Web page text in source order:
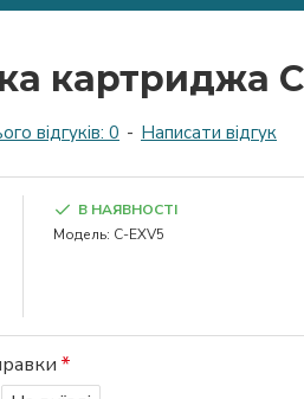
картриджа
відгуків: 0 - Написати відгук
В НАЯВНОСТІ
Модель: C-EXV5